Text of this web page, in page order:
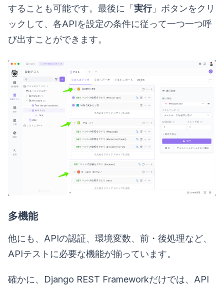
することも可能です。最後に「 実行」ボタンをクリ
ックして、各APIを設定の条件に従って一つ一つ呼
び出すことができます。
多機能
他にも、APIの認証、環境変数、前・後処理など、
APIテストに必要な機能が揃っています。
確かに、Django REST Frameworkだけでは、API